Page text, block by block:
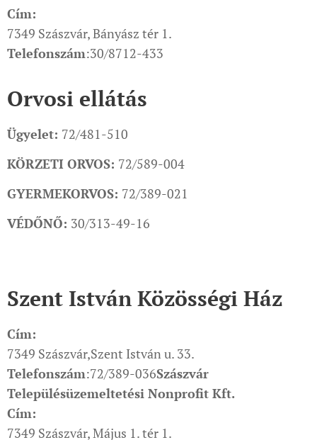
Cím:
7349 Szászvár, Bányász tér 1.
Telefonszám:30/8712-433
Orvosi ellátás
Ügyelet: 72/481-510
KÖRZETI ORVOS: 72/589-004
GYERMEKORVOS: 72/389-021
VÉDŐNŐ: 30/313-49-16
Szent István Közösségi Ház
Cím:
7349 Szászvár,Szent István u. 33.
Telefonszám:72/389-036Szászvár
Településüzemeltetési Nonprofit Kft.
Cím:
7349 Szászvár, Május 1. tér 1.